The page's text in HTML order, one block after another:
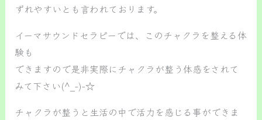
ずれやすいとも言われております。
イーマサウンドセラピーでは、このチャクラを整える体
験も
できますので是非実際にチャクラが整う体感をされて
みて下さい(^_-)-☆
チャクラが整うと生活の中で活力を感じる事ができま